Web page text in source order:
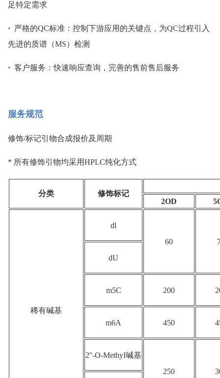
足特定需求
· 严格的QC标准：控制下游应用的关键点，为QC过程引入
先进的质谱（MS）检测
· 客户服务：快速响应查询，完善的售前售后服务
服务规范
修饰/标记引物合成报价及周期
* 所有修饰引物均采用HPLC纯化方式
分类
修饰标记
2OD
稀有碱基
dl
60
dU
m5C 200
m6A 450
2''-O-MethyI碱基
250